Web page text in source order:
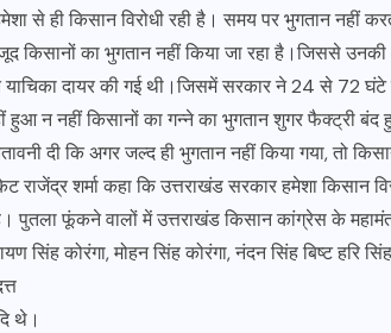
से ही किसान विरोधी रही है। समय पर भुगतान नहीं
किसानों का भुगतान नहीं किया जा रहा है।जिससे उनकी
याचिका दायर की गई थी।जिसमें सरकार ने 24 से 72
हुआ न नहीं किसानों का गन्ने का भुगतान शुगर फैक्ट्री
दी कि अगर जल्द ही भुगतान नहीं किया गया, तो
राजेंद्र शर्मा कहा कि उत्तराखंड सरकार हमेशा किसान
पुतला फूंकने वालों में उत्तराखंड किसान कांग्रेस के
सिंह कोरंगा, मोहन सिंह कोरंगा, नंदन सिंह बिष्ट हरि
थे।